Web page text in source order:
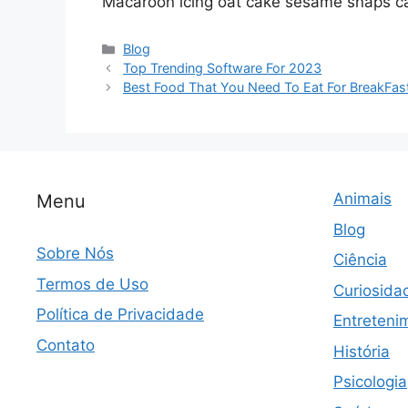
Categorias
Blog
Top Trending Software For 2023
Best Food That You Need To Eat For
Menu
Sobre Nós
Termos de Uso
Política de Privacidade
Contato
Animais
Blog
Ciência
História
Psicologia